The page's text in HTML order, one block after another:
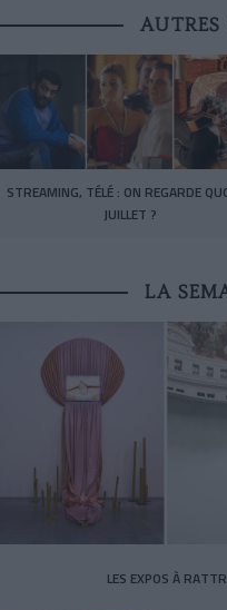
AUTRES
STREAMING, TÉLÉ : ON REGARDE
JUILLET ?
LA
LES EXPOS À